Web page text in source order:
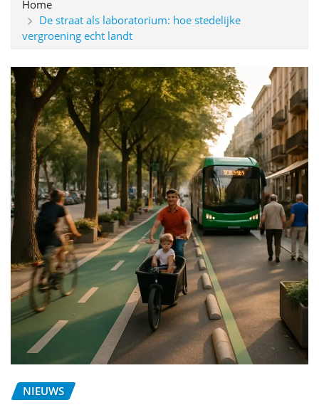
Home
De straat als laboratorium: hoe stedelijke
vergroening echt landt
NIEUWS